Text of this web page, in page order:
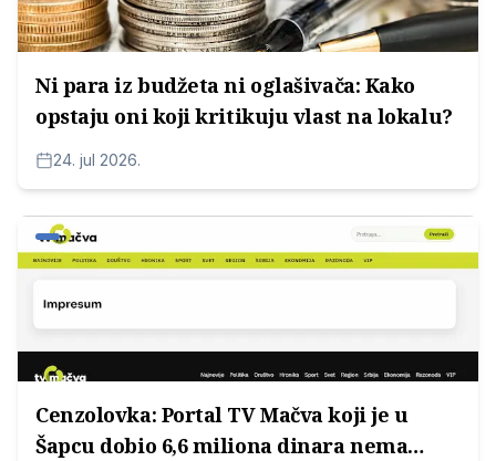
Ni para iz budžeta ni oglašivača: Kako
opstaju oni koji kritikuju vlast na lokalu?
24. jul 2026.
Cenzolovka: Portal TV Mačva koji je u
Šapcu dobio 6,6 miliona dinara nema